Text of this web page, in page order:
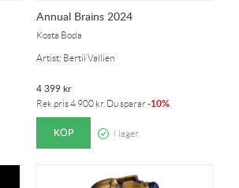
Annual Brains 2024
Kosta Boda
Artist: Bertil Vallien
4 399kr
Rek.pris4 900 kr. Du sparar-10%
KÖP I lager.